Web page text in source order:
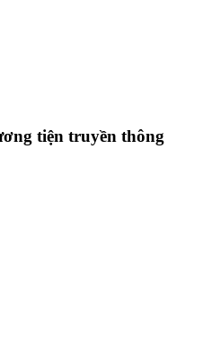
tiện truyền thông